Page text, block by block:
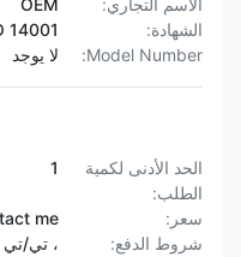
الاسم التجاري:
OEM
الشهادة:
14001
Model Number:
لا يوجد
الحد الأدنى لكمية
الطلب:
1
سعر:
me
شروط الدفع:
، تي/تي